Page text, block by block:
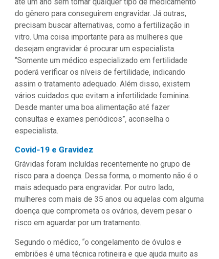
do gênero para conseguirem engravidar. Já outras,
precisam buscar alternativas, como a fertilização in
vitro. Uma coisa importante para as mulheres que
desejam engravidar é procurar um especialista.
“Somente um médico especializado em fertilidade
poderá verificar os níveis de fertilidade, indicando
assim o tratamento adequado. Além disso, existem
vários cuidados que evitam a infertilidade feminina.
Desde manter uma boa alimentação até fazer
consultas e exames periódicos”, aconselha o
especialista.
Covid-19 e Gravidez
Grávidas foram incluídas recentemente no grupo de
risco para a doença. Dessa forma, o momento não é o
mais adequado para engravidar. Por outro lado,
mulheres com mais de 35 anos ou aquelas com alguma
doença que comprometa os ovários, devem pesar o
risco em aguardar por um tratamento.
Segundo o médico, “o congelamento de óvulos e
embriões é uma técnica rotineira e que ajuda muito as